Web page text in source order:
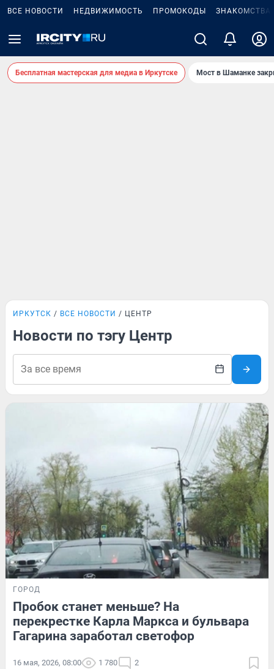
ВСЕ НОВОСТИ НЕДВИЖИМОСТЬ ПРОМОКОДЫ ЗНАКОМСТВА
Бесплатная мастерская для медиа в Иркутске Мост в Шаманке
ИРКУТСК ВСЕ НОВОСТИ ЦЕНТР
Новости по тэгу Центр
ГОРОД
Пробок станет меньше? На
перекрестке Карла Маркса и бульвара
Гагарина заработал светофор
16 мая, 2026, 08:00 1 780 2